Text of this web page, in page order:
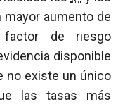
mayor aumento de
de riesgo
disponible
no existe un único
las tasas más